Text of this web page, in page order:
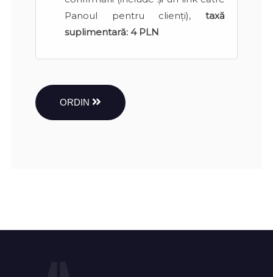
Panoul pentru clienți), taxă
suplimentară: 4 PLN
ORDIN